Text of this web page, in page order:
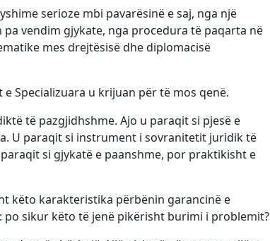
serioze mbi pavarësinë e saj, nga një
vendim gjykate, nga procedura të paqarta në
mes drejtësisë dhe diplomacisë
Specializuara u krijuan për të mos qenë.
të pazgjidhshme. Ajo u paraqit si pjesë e
U paraqit si instrument i sovranitetit juridik të
si gjykatë e paanshme, por praktikisht e
këto karakteristika përbënin garancinë e
po sikur këto të jenë pikërisht burimi i problemit?